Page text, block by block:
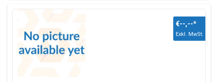
€--,--*
Exkl. MwSt.